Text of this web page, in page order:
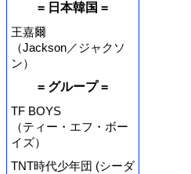
= 日本韓国 =
王嘉爾
（Jackson／ジャクソ
ン）
= グループ =
TF BOYS
（ティー・エフ・ボー
イズ）
TNT時代少年団 (シーダ